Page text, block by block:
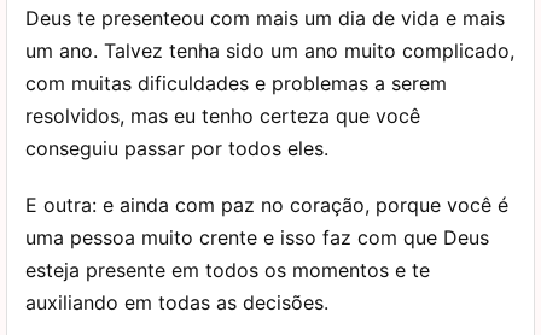
Deus te presenteou com mais um dia de vida e mais
um ano. Talvez tenha sido um ano muito complicado,
com muitas dificuldades e problemas a serem
resolvidos, mas eu tenho certeza que você
conseguiu passar por todos eles.
E outra: e ainda com paz no coração, porque você é
uma pessoa muito crente e isso faz com que Deus
esteja presente em todos os momentos e te
auxiliando em todas as decisões.